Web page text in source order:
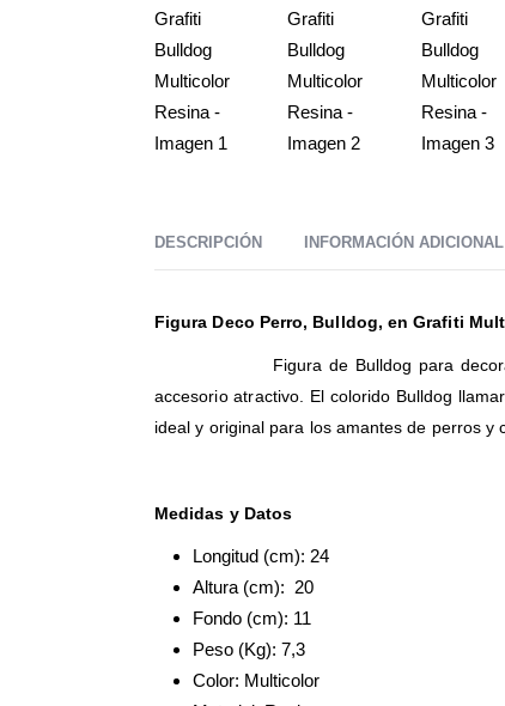
DESCRIPCIÓN INFORMACIÓN ADICIONAL
Figura Deco Perro, Bulldog, en Grafiti
Figura de Bulldog para
accesorio atractivo. El colorido Bulldog
ideal y original para los amantes de perros y
Medidas y Datos
Longitud (cm): 24
Altura (cm): 20
Fondo (cm): 11
Peso (Kg): 7,3
Color: Multicolor